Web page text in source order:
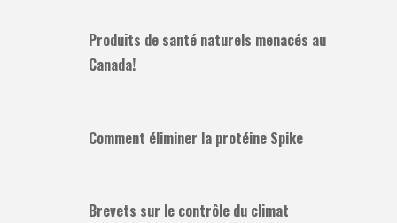
Produits de santé naturels menacés au
Canada!
Comment éliminer la protéine Spike
Brevets sur le contrôle du climat